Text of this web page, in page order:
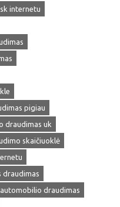
internetu
pigiau
draudimas uk
skaičiuoklė
draudimas
automobilio draudimas